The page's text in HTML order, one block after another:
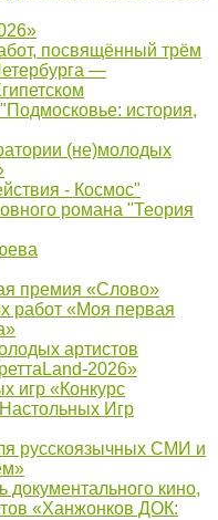
посвящённый трём
—
история,
(не)молодых
- Космос"
романа "Теория
премия «Слово»
работ «Моя первая
артистов
2026»
игр «Конкурс
Игр
русскоязычных СМИ и
кино,
«Ханжонков ДОК: